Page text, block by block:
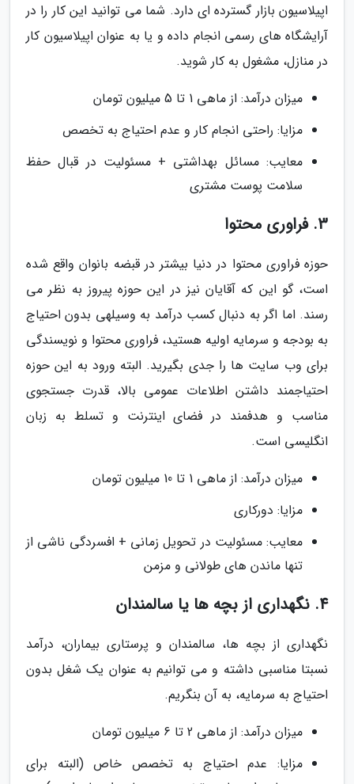
اپیلاسیون بازار گسترده ای دارد. شما می توانید این کار را در
آرایشگاه های رسمی انجام داده و یا به عنوان اپیلاسیون کار
در منازل، مشغول به کار شوید.
میزان درآمد: از ماهی 1 تا 5 میلیون تومان
مزایا: راحتی انجام کار و عدم احتیاج به تخصص
معایب: مسائل بهداشتی + مسئولیت در قبال حفظ
سلامت پوست مشتری
3. فراوری محتوا
حوزه فراوری محتوا در دنیا بیشتر در قبضه بانوان واقع شده
است، گو این که آقایان نیز در این حوزه پیروز به نظر می
رسند. اما اگر به دنبال کسب درآمد به وسیلهی بدون احتیاج
به بودجه و سرمایه اولیه هستید، فراوری محتوا و نویسندگی
برای وب سایت ها را جدی بگیرید. البته ورود به این حوزه
احتیاجمند داشتن اطلاعات عمومی بالا، قدرت جستجوی
مناسب و هدفمند در فضای اینترنت و تسلط به زبان
انگلیسی است.
میزان درآمد: از ماهی 1 تا 10 میلیون تومان
مزایا: دورکاری
معایب: مسئولیت در تحویل زمانی + افسردگی ناشی از
تنها ماندن های طولانی و مزمن
4. نگهداری از بچه ها یا سالمندان
نگهداری از بچه ها، سالمندان و پرستاری بیماران، درآمد
نسبتا مناسبی داشته و می توانیم به عنوان یک شغل بدون
احتیاج به سرمایه، به آن بنگریم.
میزان درآمد: از ماهی 2 تا 6 میلیون تومان
مزایا: عدم احتیاج به تخصص خاص (البته برای